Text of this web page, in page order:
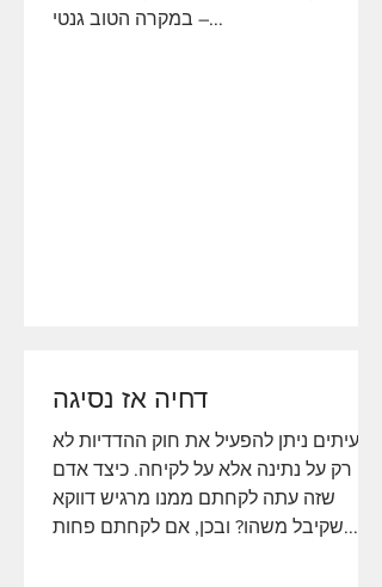
במקרה הטוב גנטי –...
דחיה אז נסיגה
לעיתים ניתן להפעיל את חוק ההדדיות לא
רק על נתינה אלא על לקיחה. כיצד אדם
שזה עתה לקחתם ממנו מרגיש דווקא
שקיבל משהו? ובכן, אם לקחתם פחות...